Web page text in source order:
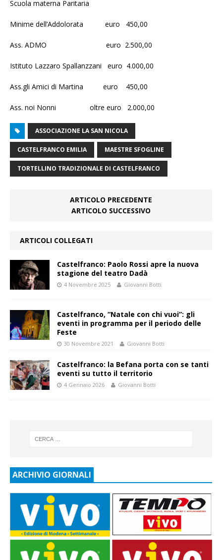
Scuola materna Paritaria
Minime dell’Addolorata euro 450,00
Ass. ADMO euro 2.500,00
Istituto Lazzaro Spallanzzani euro 4.000,00
Ass.gli Amici di Martina euro 450,00
Ass. noi Nonni oltre euro 2.000,00
ASSOCIAZIONE LA SAN NICOLA
CASTELFRANCO EMILIA MAESTRE SFOGLINE
TORTELLINO TRADIZIONALE DI CASTELFRANCO
ARTICOLO PRECEDENTE
ARTICOLO SUCCESSIVO
ARTICOLI COLLEGATI
Castelfranco: Paolo Rossi apre la nuova
stagione del teatro Dadà
4 Novembre 2025 Giovanni Botti
Castelfranco, “Natale con chi vuoi”: gli
eventi in programma per il periodo delle
Feste
30 Novembre 2021 Giovanni Botti
Castelfranco: la Befana porta con se tanti
eventi su tutto il territorio
4 Gennaio 2026 Giovanni Botti
ARCHIVIO GIORNALI